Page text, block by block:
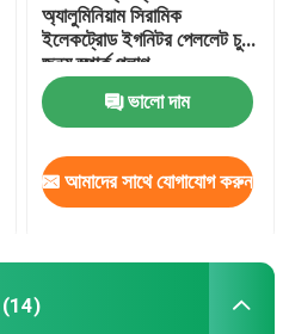
অ্যালুমিনিয়াম সিরামিক
ইলেকট্রোড ইগনিটর পেললেট চুলা
জন্য স্পার্ক প্লাগ
ভালো দাম
আমাদের সাথে যোগাযোগ করুন
(14)